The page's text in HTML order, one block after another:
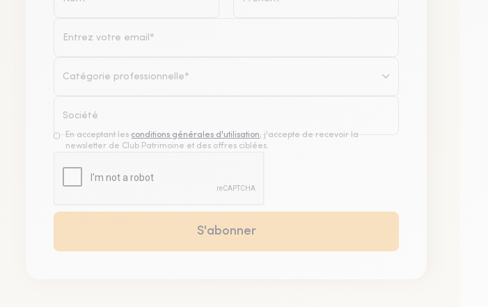
Catégorie professionnelle*
En acceptant les conditions générales d'utilisation, j'accepte de recevoir la
newsletter de Club Patrimoine et des offres ciblées.